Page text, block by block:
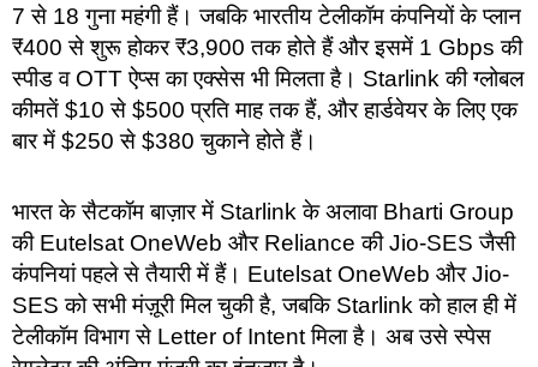
7 से 18 गुना महंगी हैं। जबकि भारतीय टेलीकॉम कंपनियों के प्लान
₹400 से शुरू होकर ₹3,900 तक होते हैं और इसमें 1 Gbps की
स्पीड व OTT ऐप्स का एक्सेस भी मिलता है। Starlink की ग्लोबल
कीमतें $10 से $500 प्रति माह तक हैं, और हार्डवेयर के लिए एक
बार में $250 से $380 चुकाने होते हैं।
भारत के सैटकॉम बाज़ार में Starlink के अलावा Bharti Group
की Eutelsat OneWeb और Reliance की Jio-SES जैसी
कंपनियां पहले से तैयारी में हैं। Eutelsat OneWeb और Jio-
SES को सभी मंज़ूरी मिल चुकी है, जबकि Starlink को हाल ही में
टेलीकॉम विभाग से Letter of Intent मिला है। अब उसे स्पेस